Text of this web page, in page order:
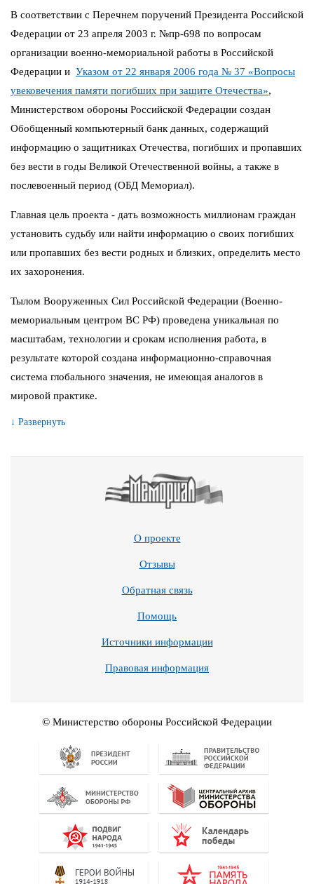
В соответствии с Перечнем поручений Президента Российской
Федерации от 23 апреля 2003 г. №пр-698 по вопросам
организации военно-мемориальной работы в Российской
Федерации и Указом от 22 января 2006 года № 37 «Вопросы
увековечения памяти погибших при защите Отечества»,
Министерством обороны Российской Федерации создан
Обобщенный компьютерный банк данных, содержащий
информацию о защитниках Отечества, погибших и пропавших
без вести в годы Великой Отечественной войны, а также в
послевоенный период (ОБД Мемориал).
Главная цель проекта - дать возможность миллионам граждан
установить судьбу или найти информацию о своих погибших
или пропавших без вести родных и близких, определить место
их захоронения.
Тылом Вооруженных Сил Российской Федерации (Военно-
мемориальным центром ВС РФ) проведена уникальная по
масштабам, технологии и срокам исполнения работа, в
результате которой создана информационно-справочная
система глобального значения, не имеющая аналогов в
мировой практике.
↓ Развернуть
О проекте
Отзывы
Обратная связь
Помощь
Источники информации
Правовая информация
© Министерство обороны Российской Федерации